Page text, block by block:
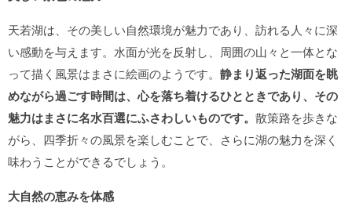
天若湖は、その美しい自然環境が魅力であり、訪れる人々に深
い感動を与えます。水面が光を反射し、周囲の山々と一体とな
って描く風景はまさに絵画のようです。 静まり返った湖面を眺
めながら過ごす時間は、心を落ち着けるひとときであり、その
魅力はまさに名水百選にふさわしいものです。 散策路を歩きな
がら、四季折々の風景を楽しむことで、さらに湖の魅力を深く
味わうことができるでしょう。
大自然の恵みを体感